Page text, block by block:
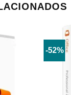
-52%